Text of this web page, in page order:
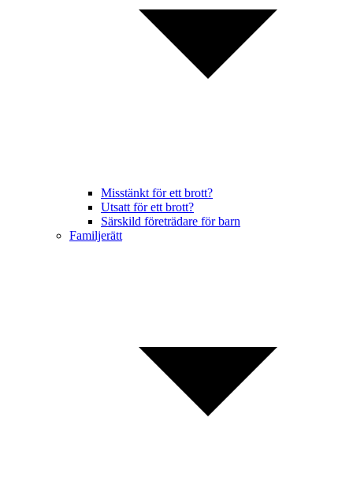
Misstänkt för ett brott?
Utsatt för ett brott?
Särskild företrädare för barn
Familjerätt